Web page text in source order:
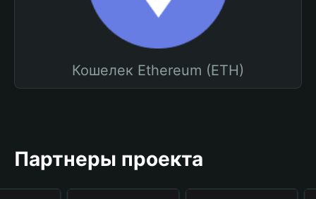
Кошелек Ethereum (ETH)
Партнеры проекта